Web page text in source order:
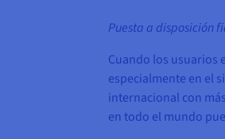
Puesta a disposición
Cuando los usuarios
especialmente en el
internacional con
en todo el mundo